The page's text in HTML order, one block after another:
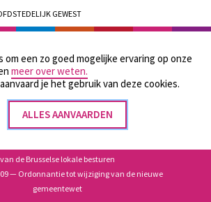
om een zo goed mogelijke ervaring op onze
meer over weten.
je het gebruik van deze cookies.
ALLES AANVAARDEN
GEWEST
Locaux - Aller à la page d'accueil
Menu
van de Brusselse lokale besturen
— Ordonnantie tot wijziging van de nieuwe
gemeentewet